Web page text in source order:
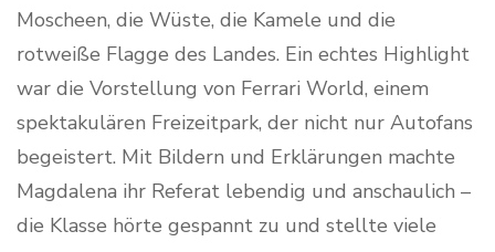
Moscheen, die Wüste, die Kamele und die
rotweiße Flagge des Landes. Ein echtes Highlight
war die Vorstellung von Ferrari World, einem
spektakulären Freizeitpark, der nicht nur Autofans
begeistert. Mit Bildern und Erklärungen machte
Magdalena ihr Referat lebendig und anschaulich –
die Klasse hörte gespannt zu und stellte viele